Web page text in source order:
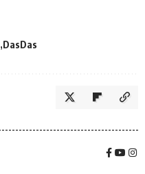
DasDas